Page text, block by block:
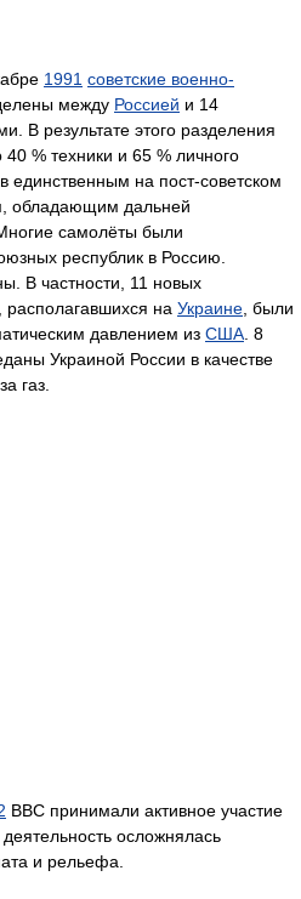
1991 советские военно-
между Россией и 14
В результате этого разделения
% техники и 65 % личного
единственным на пост-советском
обладающим дальней
самолёты были
республик в Россию.
В частности, 11 новых
, располагавшихся на Украине , были
давлением из США . 8
Украиной России в качестве
газ.
ВВС принимали активное участие
деятельность осложнялась
и рельефа.